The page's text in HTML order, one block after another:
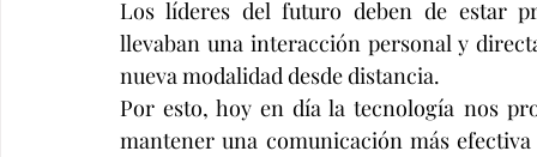
Los líderes del futuro deben de estar
llevaban una interacción personal y
nueva modalidad desde distancia.
Por esto, hoy en día la tecnología nos
mantener una comunicación más